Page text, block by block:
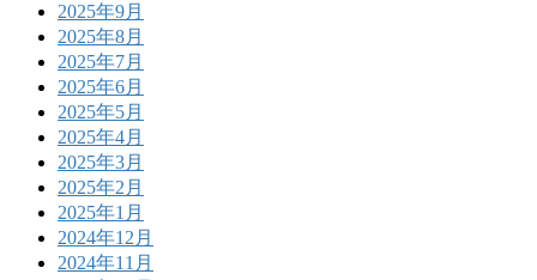
2025年9月
2025年8月
2025年7月
2025年6月
2025年5月
2025年4月
2025年3月
2025年2月
2025年1月
2024年12月
2024年11月